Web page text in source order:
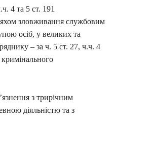
4 та 5 ст. 191
зловживання службовим
осіб, у великих та
– за ч. 5 ст. 27, ч.ч. 4
з трирічним
діяльністю та з